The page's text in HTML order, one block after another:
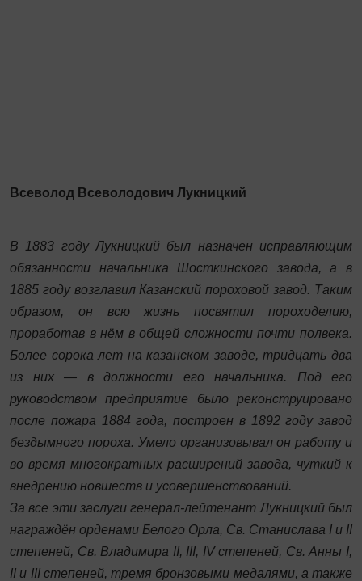
Всеволод Всеволодович Лукницкий
В 1883 году Лукницкий был назначен исправляющим
обязанности начальника Шосткинского завода, а в
1885 году возглавил Казанский пороховой завод. Таким
образом, он всю жизнь посвятил пороходелию,
проработав в нём в общей сложности почти полвека.
Более сорока лет на казанском заводе, тридцать два
из них — в должности его начальника. Под его
руководством предприятие было реконструировано
после пожара 1884 года, построен в 1892 году завод
бездымного пороха. Умело организовывал он работу и
во время многократных расширений завода, чуткий к
внедрению новшеств и усовершенствований.
За все эти заслуги генерал-лейтенант Лукницкий был
награждён орденами Белого Орла, Св. Стани­слава I и II
степеней, Св. Владимира II, III, IV степеней, Св. Анны I,
II и III степеней, тремя бронзовыми медалями, а также